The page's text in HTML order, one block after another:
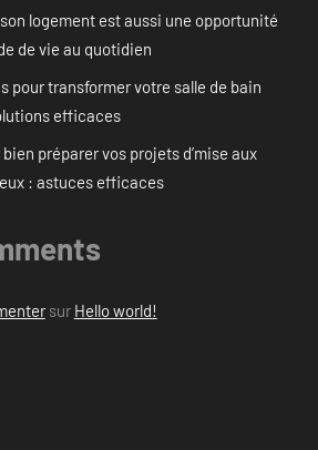
logement est aussi une opportunité
de vie au quotidien
pour transformer votre salle de bain
efficaces
préparer vos projets d’mise aux
: astuces efficaces
sur Hello world!